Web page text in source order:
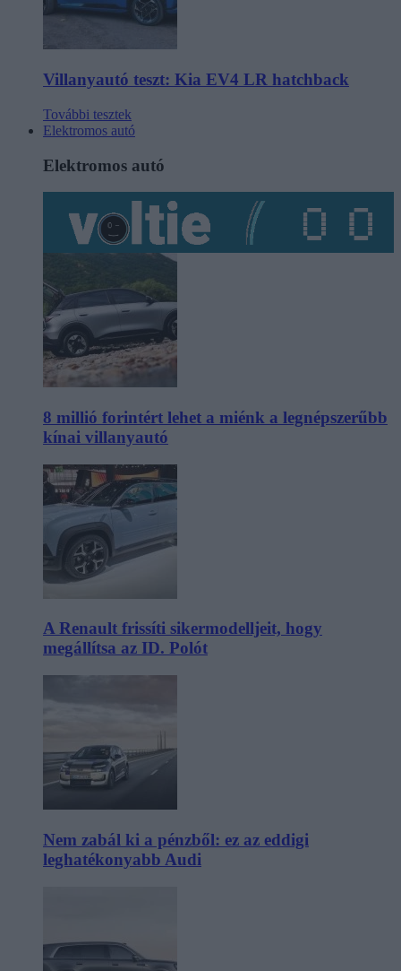
Villanyautó teszt: Kia EV4 LR hatchback
További tesztek
Elektromos autó
Elektromos autó
8 millió forintért lehet a miénk a legnépszerűbb
kínai villanyautó
A Renault frissíti sikermodelljeit, hogy
megállítsa az ID. Polót
Nem zabál ki a pénzből: ez az eddigi
leghatékonyabb Audi